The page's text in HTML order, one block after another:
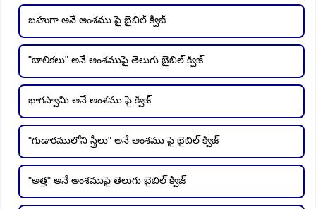
బహుగా అనే అంశము పై బైబిల్ క్విజ్
"బాలికలు" అనే అంశముపై తెలుగు బైబిల్ క్విజ్
భాగస్వామి అనే అంశము పై క్విజ్
"గుడారములోని స్త్రీలు" అనే అంశము పై బైబిల్ క్విజ్
"అత్త" అనే అంశముపై తెలుగు బైబిల్ క్విజ్